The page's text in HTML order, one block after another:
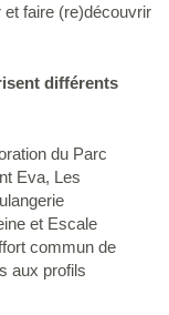
faire (re)découvrir
différents
du Parc
Eva, Les
et Escale
commun de
aux profils